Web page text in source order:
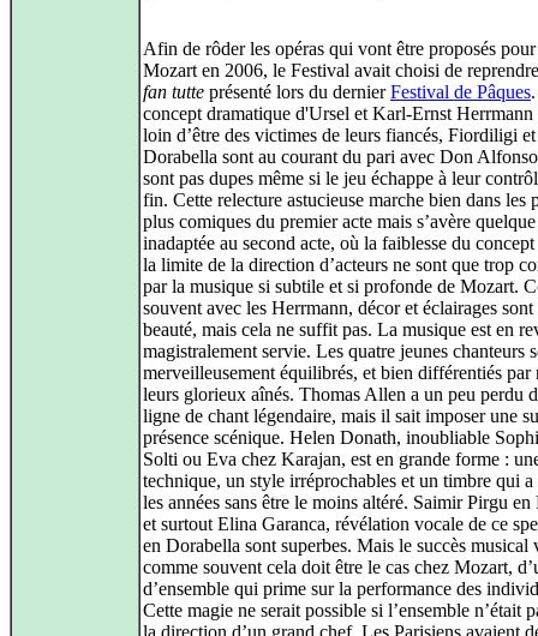
Afin de rôder les opéras qui vont être proposés pour
Mozart en 2006, le Festival avait choisi de
fan tutte présenté lors du dernierFestival de Pâques
concept dramatique d'Ursel et Karl-Ernst Herrmann
loin d’être des victimes de leurs fiancés, Fiordiligi et
Dorabella sont au courant du pari avec Don
sont pas dupes même si le jeu échappe à leur
fin. Cette relecture astucieuse marche bien dans les
plus comiques du premier acte mais s’avère
inadaptée au second acte, où la faiblesse du
la limite de la direction d’acteurs ne sont que trop
par la musique si subtile et si profonde de Mozart.
souvent avec les Herrmann, décor et éclairages sont
beauté, mais cela ne suffit pas. La musique est en
magistralement servie. Les quatre jeunes chanteurs
merveilleusement équilibrés, et bien différentiés par
leurs glorieux aînés. Thomas Allen a un peu perdu
ligne de chant légendaire, mais il sait imposer une
présence scénique. Helen Donath, inoubliable
Solti ou Eva chez Karajan, est en grande forme :
technique, un style irréprochables et un timbre qui a
les années sans être le moins altéré. Saimir Pirgu en
et surtout Elina Garanca, révélation vocale de ce
en Dorabella sont superbes. Mais le succès musical
comme souvent cela doit être le cas chez Mozart,
d’ensemble qui prime sur la performance des
Cette magie ne serait possible si l’ensemble n’était
la direction d’un grand chef. Les Parisiens avaient